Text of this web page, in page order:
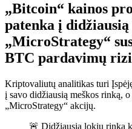
„Bitcoin“ kainos
patenka į
„MicroStrategy“
BTC pardavimų
Kriptovaliutų analitikas turi
į savo didžiausią meškos rinką,
„MicroStrategy“ akcijų.
🚨 Didžiausia lokių rinka